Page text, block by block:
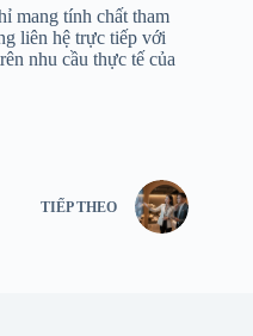
mang tính chất tham
liên hệ trực tiếp với
nhu cầu thực tế của
TIẾP THEO